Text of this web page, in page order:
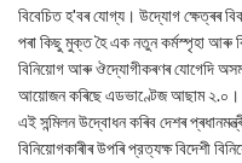
বিবেচিত হ'বৰ যোগ্য। উদ্যোগ ক্ষেত্ৰৰ
পৰা কিছু মুক্ত হৈ এক নতুন কর্মস্পৃহা আৰু
বিনিয়োগ আৰু ঔদ্যোগীকৰণৰ যোগেদি
আয়োজন কৰিছে এডভাণ্টেজ আছাম ২.০।
এই সন্মিলন উদ্বোধন কৰিব দেশৰ
বিনিয়োগকাৰীৰ উপৰি প্রত্যক্ষ বিদেশী